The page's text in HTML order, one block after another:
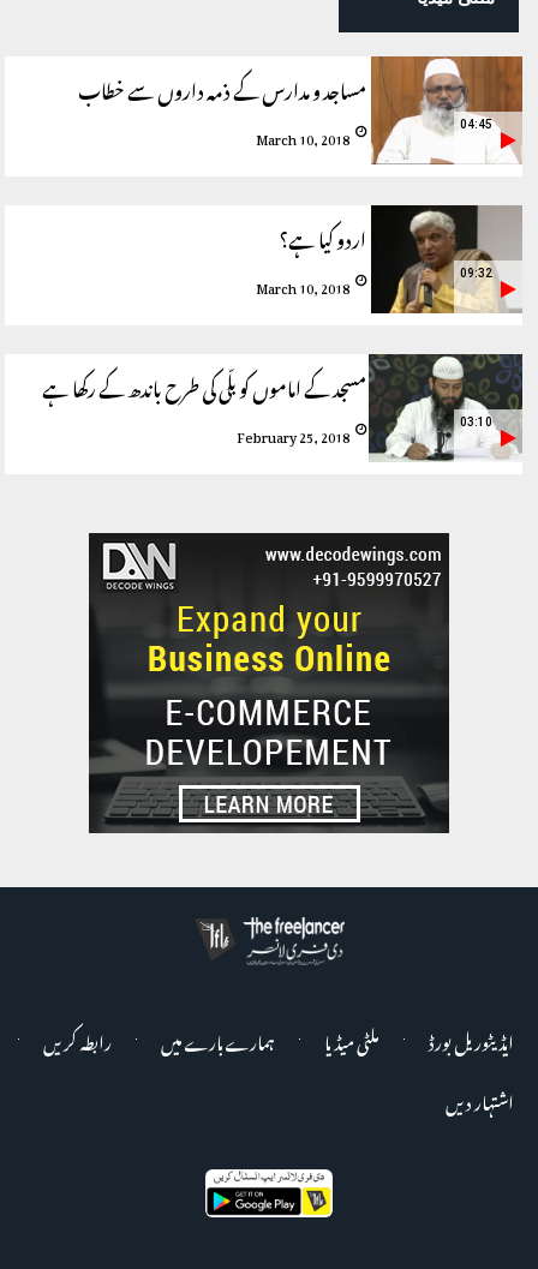
مساجد و مدارس کے ذمہ داروں سے خطاب
March 10, 2018 04:45
اردو کیا ہے؟
March 10, 2018 09:32
مسجد کے اماموں کو بلّی کی طرح باندھ کے رکھا ہے
February 25, 2018 03:10
ایڈیٹوریل بورڈ ملٹی میڈیا ہمارے بارے میں
رابطہ کریں
اشتہار دیں